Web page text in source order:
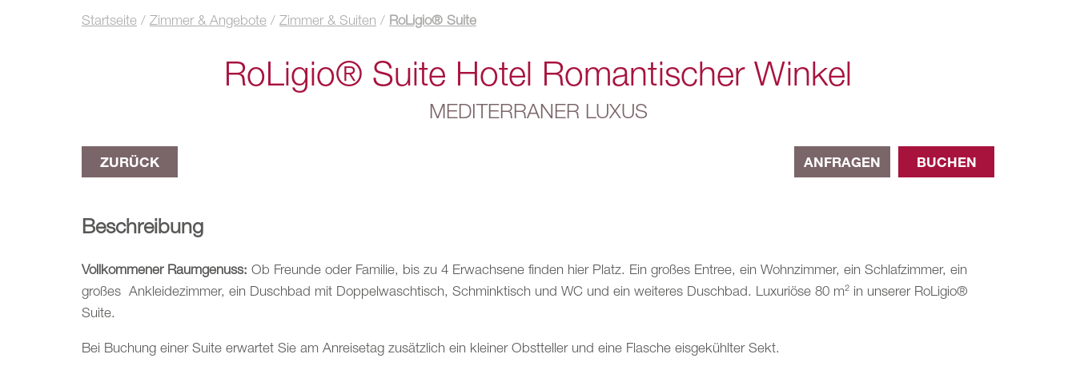
Startseite / Zimmer & Angebote / Zimmer & Suiten / RoLigio® Suite
RoLigio® Suite Hotel Romantischer Winkel
MEDITERRANER LUXUS
ZURÜCK BUCHEN
ANFRAGEN
Beschreibung
Vollkommener Raumgenuss: Ob Freunde oder Familie, bis zu 4 Erwachsene finden hier Platz. Ein großes Entree, ein Wohnzimmer, ein Schlafzimmer, ein
großes Ankleidezimmer, ein Duschbad mit Doppelwaschtisch, Schminktisch und WC und ein weiteres Duschbad. Luxuriöse 80 m² in unserer RoLigio®
Suite.
Bei Buchung einer Suite erwartet Sie am Anreisetag zusätzlich ein kleiner Obstteller und eine Flasche eisgekühlter Sekt.